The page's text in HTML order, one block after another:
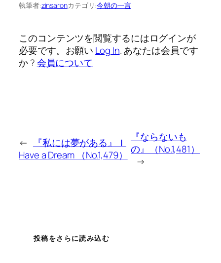
執筆者:zinsaronカテゴリ:今朝の一言
このコンテンツを閲覧するにはログインが
必要です。お願い Log In. あなたは会員です
か ?会員について
←
『私には夢がある』Ｉ
Have a Dream （No.1,479）
『ならないも
の』（No.1,481）
→
投稿をさらに読み込む